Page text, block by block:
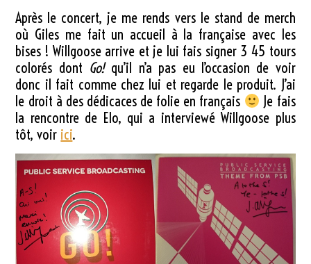
Après le concert, je me rends vers le stand de merch
où Giles me fait un accueil à la française avec les
bises ! Willgoose arrive et je lui fais signer 3 45 tours
colorés dont Go!qu’il n’a pas eu l’occasion de voir
donc il fait comme chez lui et regarde le produit. J’ai
le droit à des dédicaces de folie en français
Je fais
la rencontre de Elo, qui a interviewé Willgoose plus
tôt, voir ici.